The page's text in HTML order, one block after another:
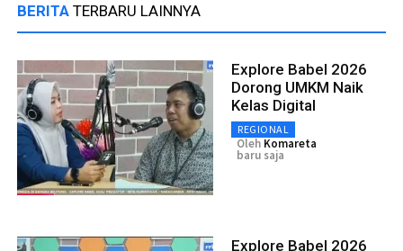
BERITA TERBARU LAINNYA
Explore Babel 2026
Dorong UMKM Naik
Kelas Digital
REGIONAL
Oleh Komareta
baru saja
Explore Babel 2026